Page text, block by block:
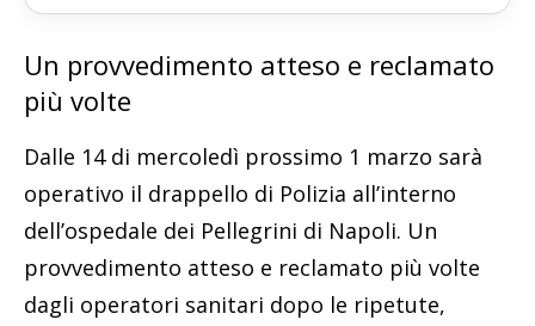
Un provvedimento atteso e reclamato
più volte
Dalle 14 di mercoledì prossimo 1 marzo sarà
operativo il drappello di Polizia all’interno
dell’ospedale dei Pellegrini di Napoli. Un
provvedimento atteso e reclamato più volte
dagli operatori sanitari dopo le ripetute,